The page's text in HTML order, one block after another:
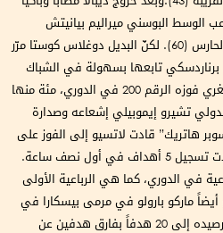
(50)، حاول لاعب الوسط البوسني ميراليم بيانيتش
التعويض بأرضية زاحفة إلى يمين الحارس (60). لكنّ البديل دوغلاس كوستا مرّر
تابعها بسهولة في الشباك
(74)، ليمنح المدرب ماسيميليانو أليغري فوزه الرقم 200 في الدوري، مئة منها
تشيرو إيموبيلي إشعاعه وصدارة
هاتريك” قادت لاتسيو إلى الفوز على
مضيفه سبال 5-2، في مباراة شهدت تسجيل 5 أهداف في أول نصف ساعة.
في الدوري، كما هي الرباعية الأولى
أيضاً ماركو بارولو في مرمى بيسكارا في
شباط/فبراير 2017.ورفع إيموبيلي رصيده إلى 20 هدفاً بفارق هدفين عن